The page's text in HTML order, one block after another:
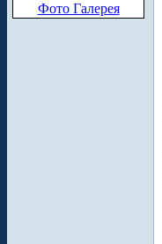
Фото Галерея